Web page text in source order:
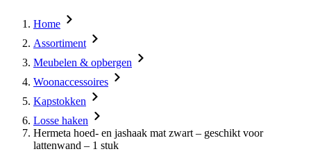
Home
Assortiment
Meubelen & opbergen
Woonaccessoires
Kapstokken
Losse haken
Hermeta hoed- en jashaak mat zwart – geschikt voor
lattenwand – 1 stuk